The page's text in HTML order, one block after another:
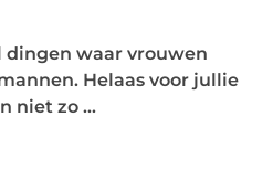
dingen waar vrouwen
Helaas voor jullie
niet zo ...